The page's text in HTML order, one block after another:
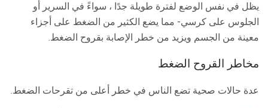
يظل في نفس الوضع لفترة طويلة جدًا ، سواءً في السرير أو
الجلوس على كرسي- مما يضع الكثير من الضغط على أجزاء
معينة من الجسم ويزيد من خطر الإصابة بقروح الضغط.
مخاطر القروح الضغط
عدة حالات صحية تضع الناس في خطر أعلى من تقرحات الضغط.